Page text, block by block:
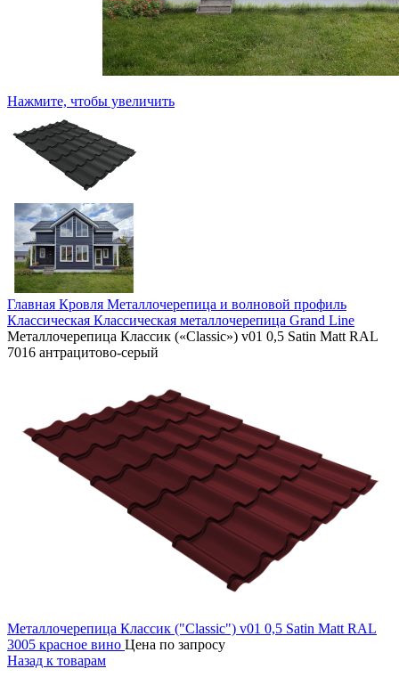
Нажмите, чтобы увеличить
Главная Кровля Металлочерепица и волновой профиль
Классическая Классическая металлочерепица Grand Line
Металлочерепица Классик («Classic») v01 0,5 Satin Matt RAL
7016 антрацитово-серый
Металлочерепица Классик ("Classic") v01 0,5 Satin Matt RAL
3005 красное вино Цена по запросу
Назад к товарам